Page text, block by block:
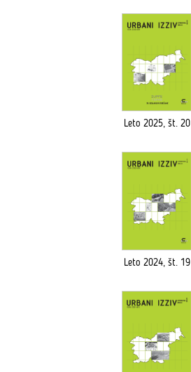
Leto 2025, št. 20
Leto 2024, št. 19